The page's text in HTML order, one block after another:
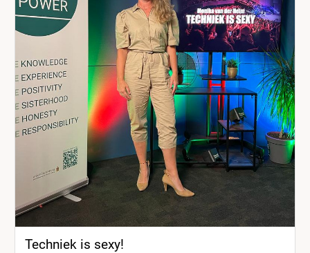
Techniek is sexy!